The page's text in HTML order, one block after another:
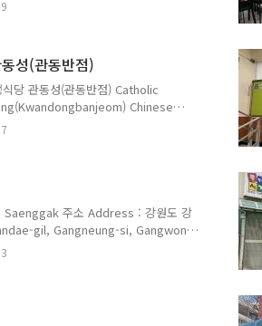
Building, 24 Beomil-ro 579beon-
Toaast 2,900원 가톨릭관동대
성(관동반점)
당 관동성(관동반점) Catholic
Chinese
579번길 24 (내곡동 522) 요한보스
gil, Gangneung-si, Gangwon-do
짬뽕 Jjamppong Spicy Seafood
Saenggak 주소 Address : 강원도 강
gil, Gangneung-si, Gangwon-
시간 Opening Hours : 평일
매주 둘째, 넷째 수요일 휴
Cutlet 7,000원..